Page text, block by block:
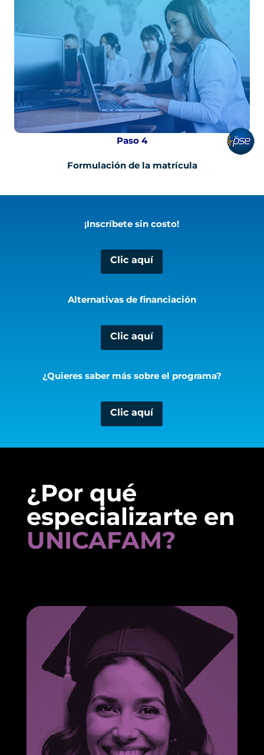
Paso 4
Formulación de la matrícula
¡Inscríbete sin costo!
Clic aquí
Alternativas de financiación
Clic aquí
¿Quieres saber más sobre el programa?
Clic aquí
¿Por qué
especializarte en
UNICAFAM?